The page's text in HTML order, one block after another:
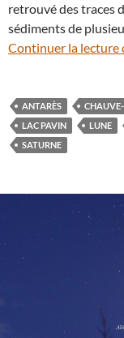
retrouvé des traces
sédiments de
Continuer la lecture
ANTARÈS
LAC PAVIN
LUNE
SATURNE